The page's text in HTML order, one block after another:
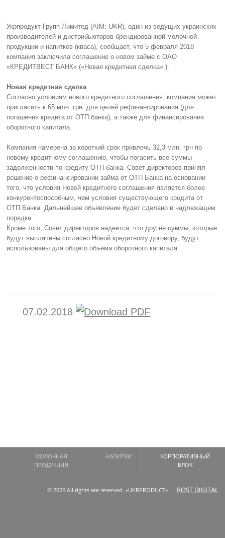
Укрпродукт Групп Лимитед (AIM: UKR), один из ведущих украинских
производителей и дистрибьюторов брендированной молочной
продукции и напитков (кваса), сообщает, что 5 февраля 2018
компания заключила соглашение о новом займе с ОАО
«КРЕДИТВЕСТ БАНК» («Новая кредитная сделка» ).
Новая кредитная сделка
Согласно условиям нового кредитного соглашения, компания может
пригласить к 65 млн. грн. для целей рефинансирования (для
погашения кредита от ОТП банка), а также для финансирования
оборотного капитала.
Компания намерена за короткий срок привлечь 32,3 млн. грн по
новому кредитному соглашению, чтобы погасить все суммы
задолженности по кредиту ОТП банка. Совет директоров принял
решение о рефинансировании займа от ОТП Банка на основании
того, что условия Новой кредитного соглашения является более
конкурентоспособным, чем условия существующего кредита от
ОТП Банка. Дальнейшее объявление будет сделано в надлежащем
порядке.
Кроме того, Совет директоров надеется, что другие суммы, которые
будут выплачены согласно Новой кредитному договору, будут
использованы для общего объема оборотного капитала.
07.02.2018
МОЛОЧНАЯ
ПРОДУКЦИЯ
НАПИТКИ
КОРПОРАТИВНЫЙ
БЛОК
© 2026 All rights are reserved. «UKRPRODUCT» ROST DIGITAL